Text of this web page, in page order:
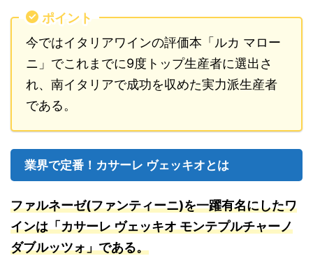
ポイント
今ではイタリアワインの評価本「ルカ マロー
ニ」でこれまでに9度トップ生産者に選出さ
れ、南イタリアで成功を収めた実力派生産者
である。
業界で定番！カサーレ ヴェッキオとは
ファルネーゼ(ファンティーニ)を一躍有名にしたワ
インは「カサーレ ヴェッキオ モンテプルチャーノ
ダブルッツォ」である。